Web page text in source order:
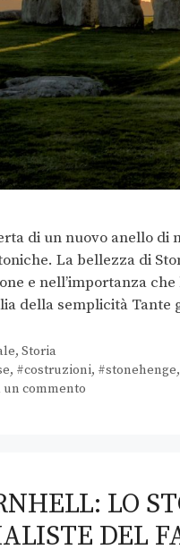
di un nuovo anello di
La bellezza di
e nell’importanza
della semplicità
, Storia
, #costruzioni, #stonehenge,
un commento
LO
DEL